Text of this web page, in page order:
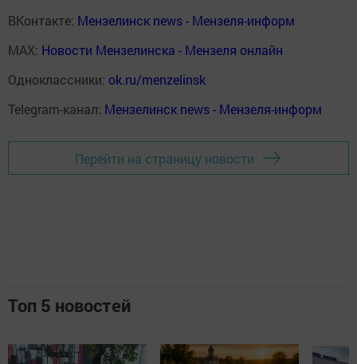
ВКонтакте: Мензелинск news - Мензеля-информ
MAX: Новости Мензелинска - Мензеля онлайн
Одноклассники: ok.ru/menzelinsk
Telegram-канал: Мензелинск news - Мензеля-информ
Перейти на страницу новости
Топ 5 новостей